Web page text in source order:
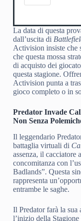
La data di questa
dall’uscita di
Activision insiste che
che questa mossa
di acquisto dei
questa stagione.
Activision punta a
gioco completo o in
Predator Invade
Non Senza
Il leggendario
battaglia virtuali di
assenza, il cacciatore
concomitanza con
Badlands”. Questa
rappresenta
entrambe le saghe.
Il Predator farà la
l’inizio della Stagione